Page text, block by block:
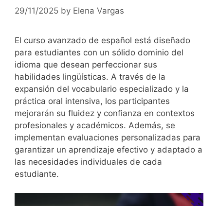
29/11/2025 by Elena Vargas
El curso avanzado de español está diseñado
para estudiantes con un sólido dominio del
idioma que desean perfeccionar sus
habilidades lingüísticas. A través de la
expansión del vocabulario especializado y la
práctica oral intensiva, los participantes
mejorarán su fluidez y confianza en contextos
profesionales y académicos. Además, se
implementan evaluaciones personalizadas para
garantizar un aprendizaje efectivo y adaptado a
las necesidades individuales de cada
estudiante.